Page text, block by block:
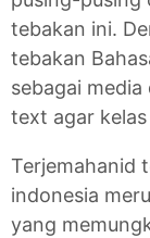
tebakan ini.
tebakan
sebagai
text agar
Terjemahanid
indonesia
yang